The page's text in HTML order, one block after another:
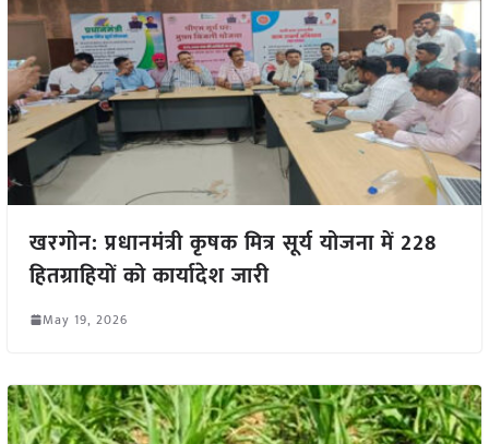
खरगोन: प्रधानमंत्री कृषक मित्र सूर्य योजना में 228
हितग्राहियों को कार्यादेश जारी
May 19, 2026